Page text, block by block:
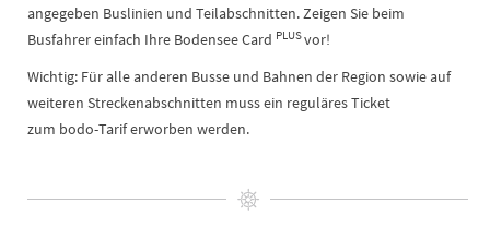
angegeben Buslinien und Teilabschnitten. Zeigen Sie beim
Busfahrer einfach Ihre Bodensee Card PLUSvor!
Wichtig: Für alle anderen Busse und Bahnen der Region sowie auf
weiteren Streckenabschnitten muss ein reguläres Ticket
zum bodo-Tarif erworben werden.